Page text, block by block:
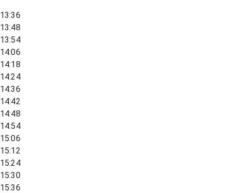
13:36
13:48
13:54
14:06
14:18
14:24
14:36
14:42
14:48
14:54
15:06
15:12
15:24
15:30
15:36